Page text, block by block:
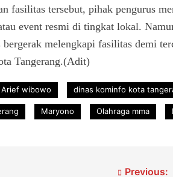
fasilitas tersebut, pihak pengurus
event resmi di tingkat lokal.
bergerak melengkapi fasilitas demi
Tangerang.(Adit)
Arief wibowo dinas kominfo kota
Maryono Olahraga mma
Previous: